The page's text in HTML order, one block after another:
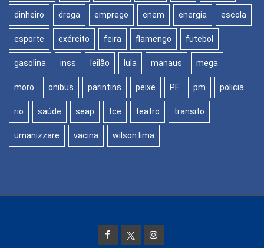
dinheiro droga emprego enem energia escola
esporte exército feira flamengo futebol
gasolina inss leilão lula manaus mega
moro onibus parintins peixe PF pm policia
rio saúde seap tce teatro transito
umanizzare vacina wilson lima